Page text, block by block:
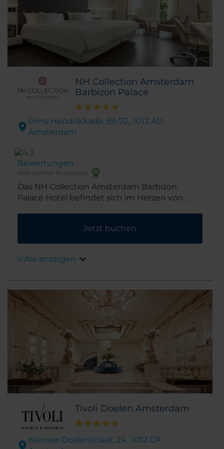
NH Collection Amsterdam
Barbizon Palace
Prins Hendrikkade, 59-72,. 1012 AD
Amsterdam
Bewertungen
2025 Zertifikat für Exzellenz
Das NH Collection Amsterdam Barbizon
Palace Hotel befindet sich im Herzen von
und Geschäfte. Auch das Gebäude selbst ist
ein Highlight aus dem 17. Jahrhundert.
Jetzt buchen
Infos anzeigen
Tivoli Doelen Amsterdam
Nieuwe Doelenstraat, 24,. 1012 CP